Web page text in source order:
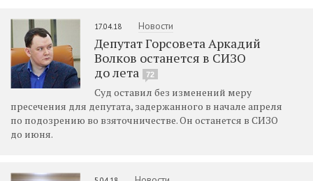
17.04.18 Новости
Депутат Горсовета Аркадий
Волков останется в СИЗО
до лета
72
Суд оставил без изменений меру
пресечения для депутата, задержанного в начале апреля
по подозрению во взяточничестве. Он останется в СИЗО
до июня.